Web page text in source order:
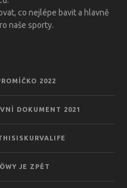
co nejlépe bavit a hlavně
naše sporty.
2022
DOKUMENT 2021
JE ZPĚT